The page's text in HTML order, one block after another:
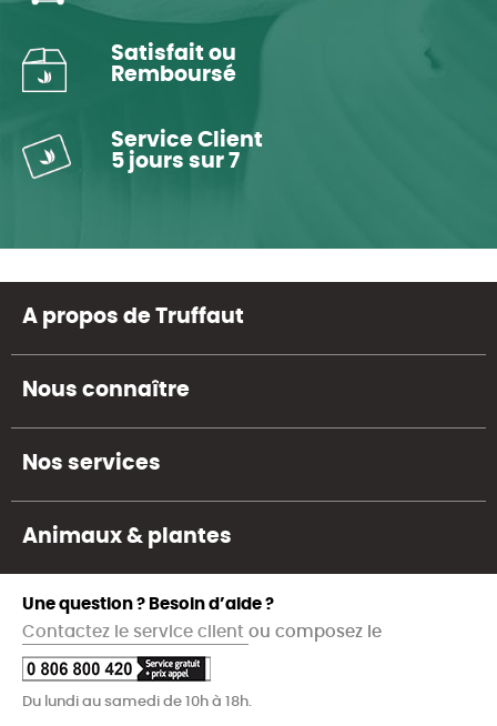
Satisfait ou
Remboursé
Service Client
5 jours sur 7
A propos de Truffaut
Nous connaître
Nos services
Animaux & plantes
Une question ? Besoin d’aide ?
Contactez le service client ou composez le
Du lundi au samedi de 10h à 18h.